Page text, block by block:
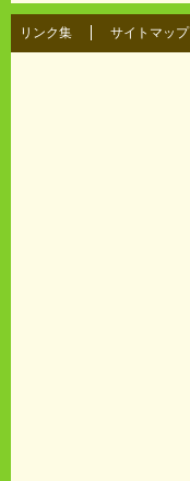
リンク集 サイトマップ